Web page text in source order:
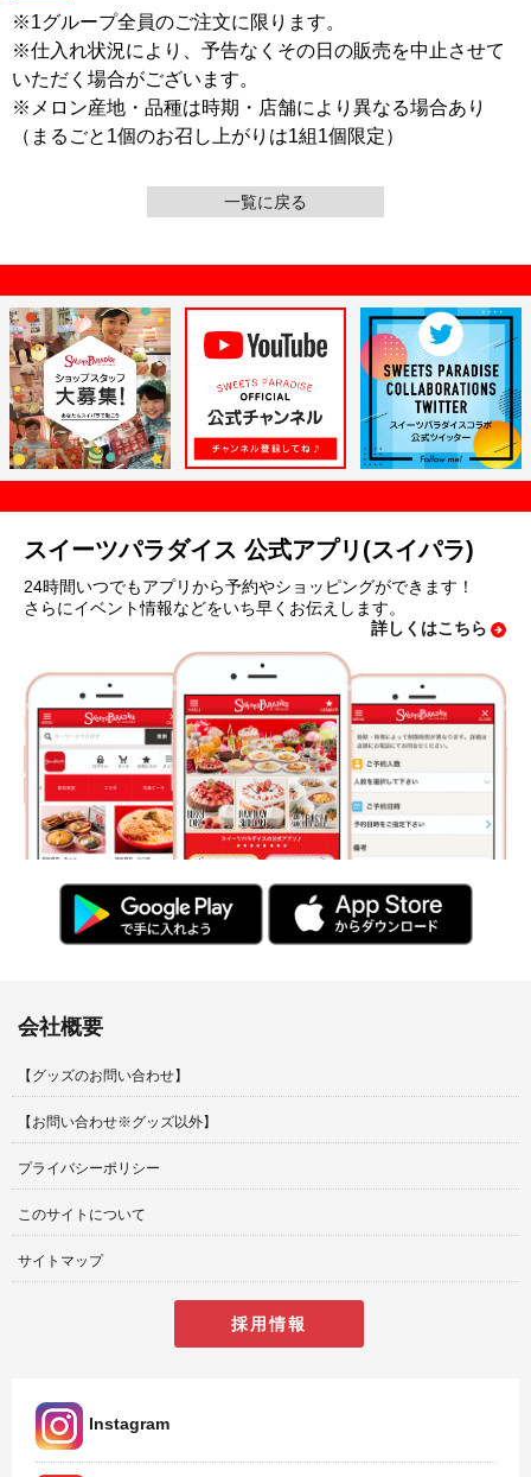
※1グループ全員のご注文に限ります。
※仕入れ状況により、予告なくその日の販売を中止させて
いただく場合がございます。
※メロン産地・品種は時期・店舗により異なる場合あり
（まるごと1個のお召し上がりは1組1個限定）
一覧に戻る
スイーツパラダイス 公式アプリ(スイパラ)
24時間いつでもアプリから予約やショッピングができます！
さらにイベント情報などをいち早くお伝えします。
詳しくはこちら
会社概要
【グッズのお問い合わせ】
【お問い合わせ※グッズ以外】
プライバシーポリシー
このサイトについて
サイトマップ
採用情報
Instagram